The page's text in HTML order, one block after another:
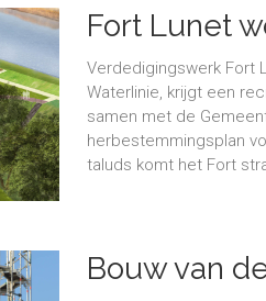
Fort Lunet
Verdedigingswerk Fort
Waterlinie, krijgt een
samen met de
herbestemmingsplan
taluds komt het Fort
Bouw van